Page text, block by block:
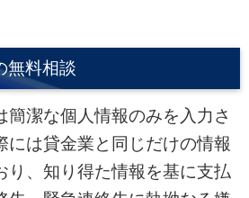
無料相談
簡潔な個人情報のみを入力さ
には貸金業と同じだけの情報
り、知り得た情報を基に支払